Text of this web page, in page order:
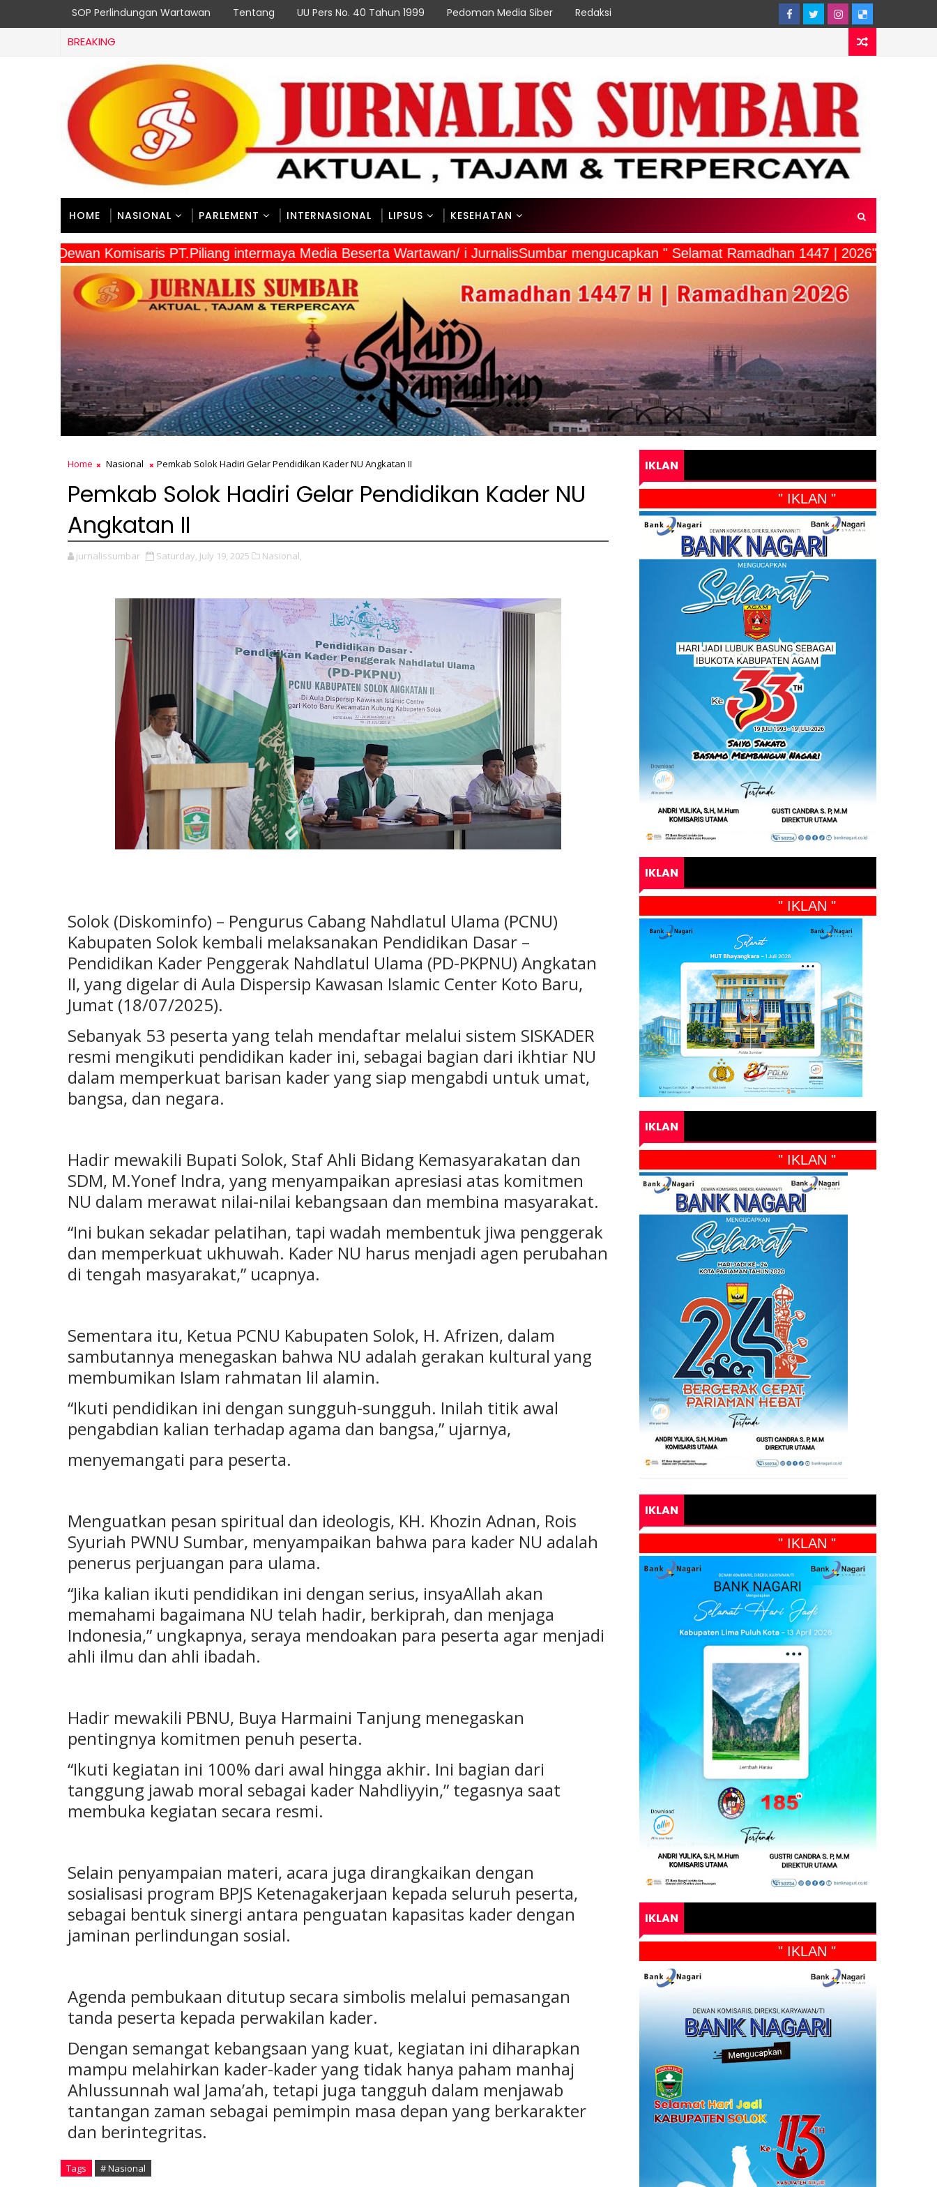
SOP Perlindungan Wartawan Tentang UU Pers No. 40 Tahun 1999 Pedoman Media Siber Redaksi
BREAKING
HOME NASIONAL PARLEMENT INTERNASIONAL LIPSUS KESEHATAN
" Dewan Komisaris PT.Piliang intermaya Media Beserta Wartawan/ i JurnalisSumbar mengucapkan " Selamat Ramadhan 1447 | 2026"
Home Nasional Pemkab Solok Hadiri Gelar Pendidikan Kader NU Angkatan II
Pemkab Solok Hadiri Gelar Pendidikan Kader NU
Angkatan II
jurnalissumbar Saturday, July 19, 2025 Nasional,
Solok (Diskominfo) – Pengurus Cabang Nahdlatul Ulama (PCNU)
Kabupaten Solok kembali melaksanakan Pendidikan Dasar –
Pendidikan Kader Penggerak Nahdlatul Ulama (PD-PKPNU) Angkatan
II, yang digelar di Aula Dispersip Kawasan Islamic Center Koto Baru,
Jumat (18/07/2025).
Sebanyak 53 peserta yang telah mendaftar melalui sistem SISKADER
resmi mengikuti pendidikan kader ini, sebagai bagian dari ikhtiar NU
dalam memperkuat barisan kader yang siap mengabdi untuk umat,
bangsa, dan negara.
Hadir mewakili Bupati Solok, Staf Ahli Bidang Kemasyarakatan dan
SDM, M.Yonef Indra, yang menyampaikan apresiasi atas komitmen
NU dalam merawat nilai-nilai kebangsaan dan membina masyarakat.
“Ini bukan sekadar pelatihan, tapi wadah membentuk jiwa penggerak
dan memperkuat ukhuwah. Kader NU harus menjadi agen perubahan
di tengah masyarakat,” ucapnya.
Sementara itu, Ketua PCNU Kabupaten Solok, H. Afrizen, dalam
sambutannya menegaskan bahwa NU adalah gerakan kultural yang
membumikan Islam rahmatan lil alamin.
“Ikuti pendidikan ini dengan sungguh-sungguh. Inilah titik awal
pengabdian kalian terhadap agama dan bangsa,” ujarnya,
menyemangati para peserta.
Menguatkan pesan spiritual dan ideologis, KH. Khozin Adnan, Rois
Syuriah PWNU Sumbar, menyampaikan bahwa para kader NU adalah
penerus perjuangan para ulama.
“Jika kalian ikuti pendidikan ini dengan serius, insyaAllah akan
memahami bagaimana NU telah hadir, berkiprah, dan menjaga
Indonesia,” ungkapnya, seraya mendoakan para peserta agar menjadi
ahli ilmu dan ahli ibadah.
Hadir mewakili PBNU, Buya Harmaini Tanjung menegaskan
pentingnya komitmen penuh peserta.
“Ikuti kegiatan ini 100% dari awal hingga akhir. Ini bagian dari
tanggung jawab moral sebagai kader Nahdliyyin,” tegasnya saat
membuka kegiatan secara resmi.
Selain penyampaian materi, acara juga dirangkaikan dengan
sosialisasi program BPJS Ketenagakerjaan kepada seluruh peserta,
sebagai bentuk sinergi antara penguatan kapasitas kader dengan
jaminan perlindungan sosial.
Agenda pembukaan ditutup secara simbolis melalui pemasangan
tanda peserta kepada perwakilan kader.
Dengan semangat kebangsaan yang kuat, kegiatan ini diharapkan
mampu melahirkan kader-kader yang tidak hanya paham manhaj
Ahlussunnah wal Jama’ah, tetapi juga tangguh dalam menjawab
tantangan zaman sebagai pemimpin masa depan yang berkarakter
dan berintegritas.
Tags # Nasional
IKLAN
" IKLAN "
IKLAN
" IKLAN "
IKLAN
" IKLAN "
IKLAN
" IKLAN "
IKLAN
" IKLAN "